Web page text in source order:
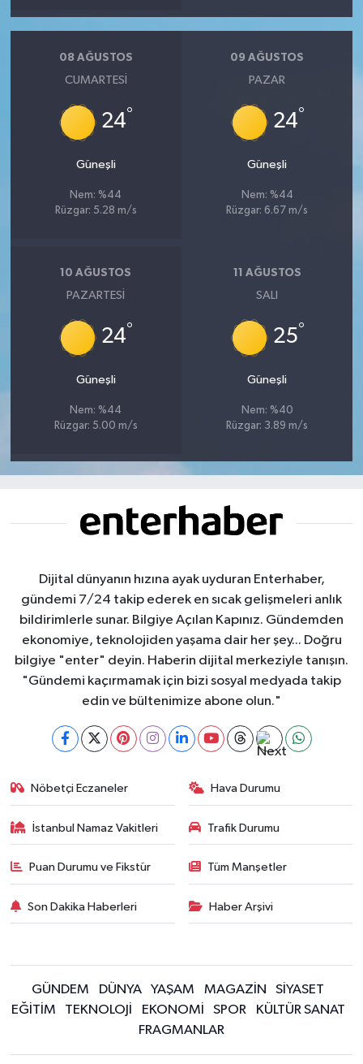
08 AĞUSTOS
CUMARTESI
24°
Güneşli
Nem: %44
Rüzgar: 5.28 m/s
09 AĞUSTOS
PAZAR
24°
Güneşli
Nem: %44
Rüzgar: 6.67 m/s
10 AĞUSTOS
PAZARTESI
24°
Güneşli
Nem: %44
Rüzgar: 5.00 m/s
11 AĞUSTOS
SALI
25°
Güneşli
Nem: %40
Rüzgar: 3.89 m/s
Dijital dünyanın hızına ayak uyduran Enterhaber,
gündemi 7/24 takip ederek en sıcak gelişmeleri anlık
bildirimlerle sunar. Bilgiye Açılan Kapınız. Gündemden
ekonomiye, teknolojiden yaşama dair her şey... Doğru
bilgiye "enter" deyin. Haberin dijital merkeziyle tanışın.
"Gündemi kaçırmamak için bizi sosyal medyada takip
edin ve bültenimize abone olun."
Nöbetçi Eczaneler Hava Durumu
İstanbul Namaz Vakitleri Trafik Durumu
Puan Durumu ve Fikstür Tüm Manşetler
Son Dakika Haberleri Haber Arşivi
GÜNDEM DÜNYA YAŞAM MAGAZİN
SİYASET
EĞİTİM
TEKNOLOJİ EKONOMİ SPOR
KÜLTÜR SANAT
FRAGMANLAR